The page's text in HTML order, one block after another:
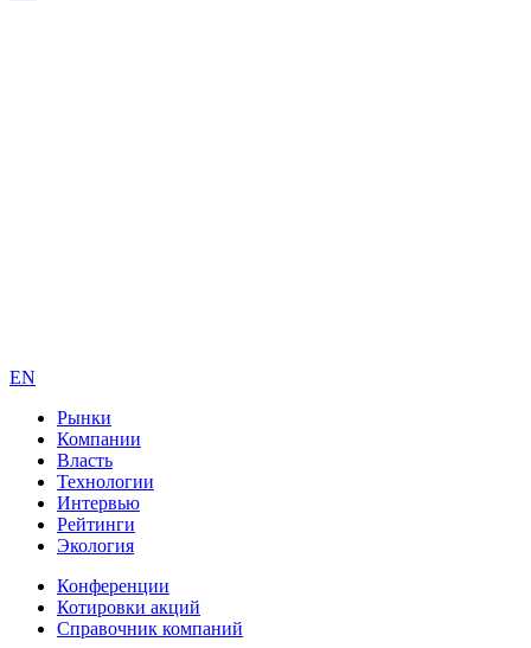
EN
Рынки
Компании
Власть
Технологии
Интервью
Рейтинги
Экология
Конференции
Котировки акций
Справочник компаний